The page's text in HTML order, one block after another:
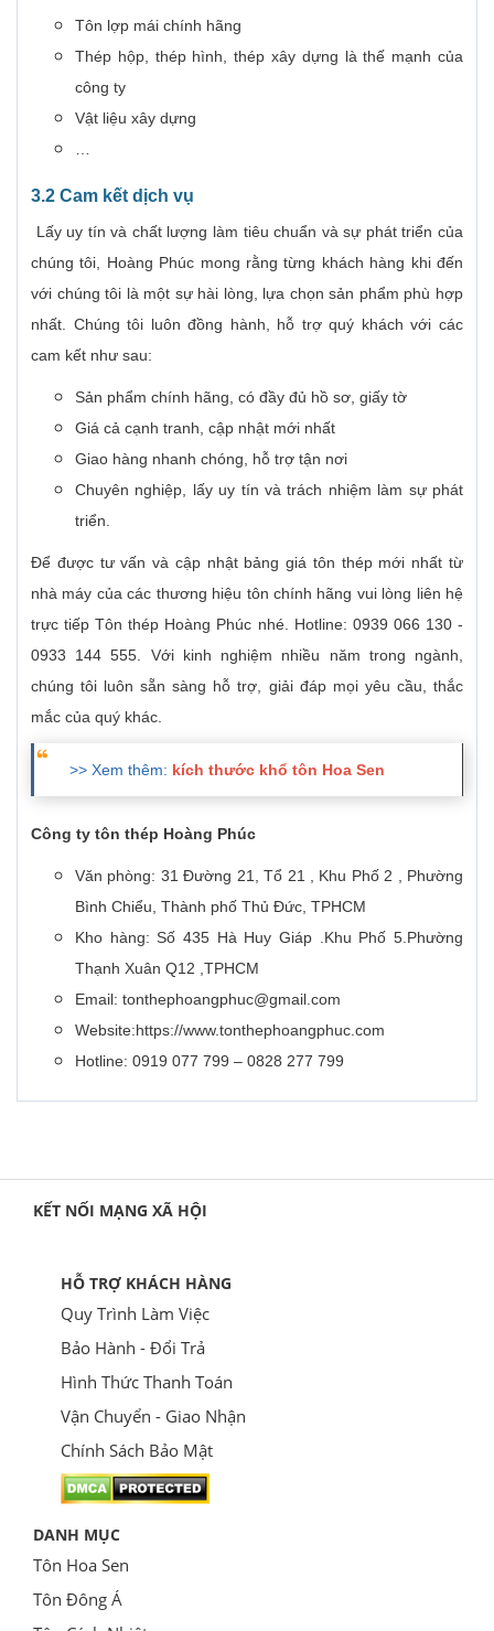
Tôn lợp mái chính hãng
Thép hộp, thép hình, thép xây dựng là thế mạnh của
công ty
Vật liệu xây dựng
3.2 Cam kết dịch vụ
Lấy uy tín và chất lượng làm tiêu chuẩn và sự phát triển của
chúng tôi, Hoàng Phúc mong rằng từng khách hàng khi đến
với chúng tôi là một sự hài lòng, lựa chọn sản phẩm phù hợp
nhất. Chúng tôi luôn đồng hành, hỗ trợ quý khách với các
cam kết như sau:
Sản phẩm chính hãng, có đầy đủ hồ sơ, giấy tờ
Giá cả cạnh tranh, cập nhật mới nhất
Giao hàng nhanh chóng, hỗ trợ tận nơi
Chuyên nghiệp, lấy uy tín và trách nhiệm làm sự phát
triển.
Để được tư vấn và cập nhật bảng giá tôn thép mới nhất từ
nhà máy của các thương hiệu tôn chính hãng vui lòng liên hệ
trực tiếp Tôn thép Hoàng Phúc nhé. Hotline: 0939 066 130 -
0933 144 555. Với kinh nghiệm nhiều năm trong ngành,
chúng tôi luôn sẵn sàng hỗ trợ, giải đáp mọi yêu cầu, thắc
mắc của quý khác.
>> Xem thêm: kích thước khổ tôn Hoa Sen
Công ty tôn thép Hoàng Phúc
Văn phòng: 31 Đường 21, Tổ 21 , Khu Phố 2 , Phường
Bình Chiểu, Thành phố Thủ Đức, TPHCM
Kho hàng: Số 435 Hà Huy Giáp .Khu Phố 5.Phường
Thạnh Xuân Q12 ,TPHCM
Email: tonthephoangphuc@gmail.com
Website:https://www.tonthephoangphuc.com
Hotline: 0919 077 799 – 0828 277 799
KẾT NỐI MẠNG XÃ HỘI
HỖ TRỢ KHÁCH HÀNG
Quy Trình Làm Việc
Bảo Hành - Đổi Trả
Hình Thức Thanh Toán
Vận Chuyển - Giao Nhận
Chính Sách Bảo Mật
DANH MỤC
Tôn Hoa Sen
Tôn Đông Á